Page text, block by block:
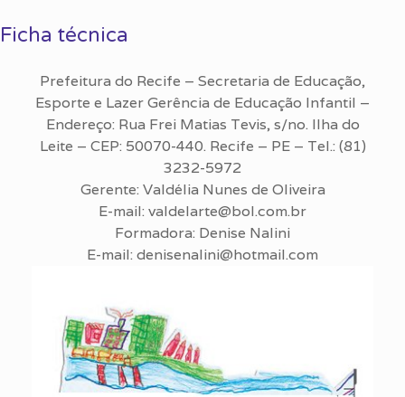
Ficha técnica
Prefeitura do Recife – Secretaria de Educação,
Esporte e Lazer Gerência de Educação Infantil –
Endereço: Rua Frei Matias Tevis, s/no. Ilha do
Leite – CEP: 50070-440. Recife – PE – Tel.: (81)
3232-5972
Gerente: Valdélia Nunes de Oliveira
E-mail: valdelarte@bol.com.br
Formadora: Denise Nalini
E-mail: denisenalini@hotmail.com